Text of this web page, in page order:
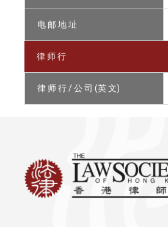
电 邮 地 址
律 师 行
律 师 行 / 公 司 (英 文)